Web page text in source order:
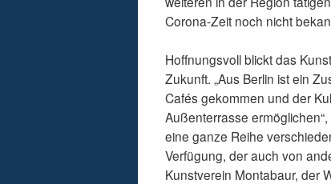
Corona-Zeit noch nicht
Hoffnungsvoll blickt das
Zukunft. „Aus Berlin ist ein
Cafés gekommen und der
Außenterrasse
eine ganze Reihe
Verfügung, der auch von
Kunstverein Montabaur, der